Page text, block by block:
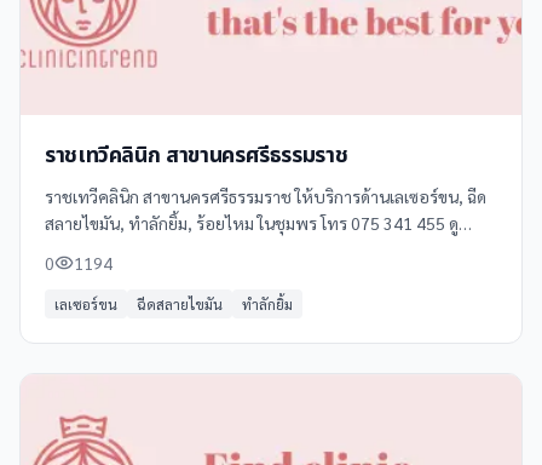
ราชเทวีคลินิก สาขานครศรีธรรมราช
ราชเทวีคลินิก สาขานครศรีธรรมราช ให้บริการด้านเลเซอร์ขน, ฉีด
สลายไขมัน, ทำลักยิ้ม, ร้อยไหม ในชุมพร โทร 075 341 455 ดู
0 1194
เลเซอร์ขน ฉีดสลายไขมัน ทำลักยิ้ม